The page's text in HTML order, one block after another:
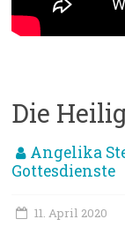
Die
Angelika
Gottesdienste
11. April 2020